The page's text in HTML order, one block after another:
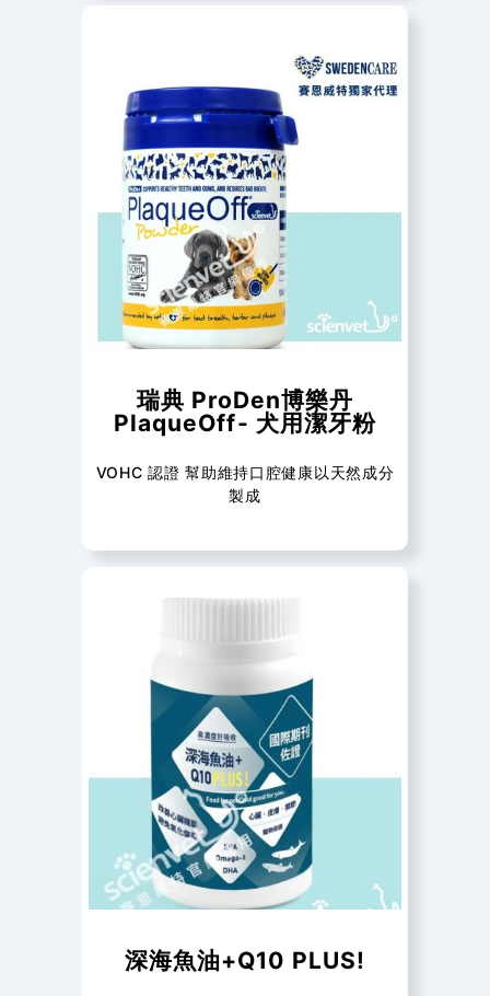
瑞典 ProDen博樂丹
PlaqueOff- 犬用潔牙粉
VOHC 認證 幫助維持口腔健康以天然成分
製成
深海魚油+Q10 PLUS!